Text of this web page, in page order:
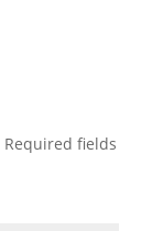
Required fields